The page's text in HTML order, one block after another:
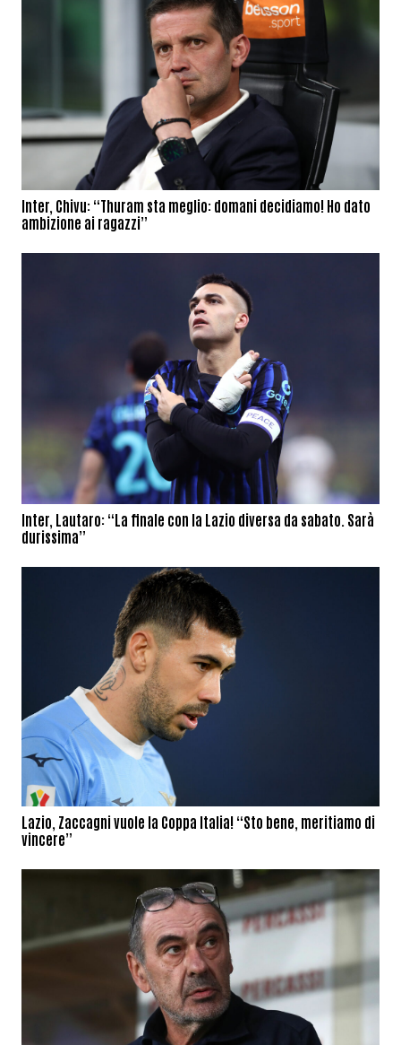
Inter, Chivu: “Thuram sta meglio: domani decidiamo! Ho dato
ambizione ai ragazzi”
Inter, Lautaro: “La finale con la Lazio diversa da sabato. Sarà
durissima”
Lazio, Zaccagni vuole la Coppa Italia! “Sto bene, meritiamo di
vincere”